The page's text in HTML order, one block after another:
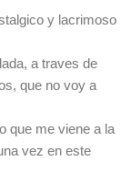
y lacrimoso
a traves de
que no voy a
que me viene a la
vez en este